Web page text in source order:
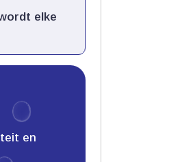
elke
en